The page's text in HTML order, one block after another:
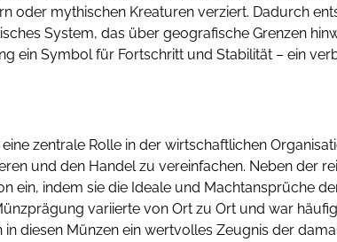
oder mythischen Kreaturen verziert. Dadurch
System, das über geografische Grenzen
ein Symbol für Fortschritt und Stabilität – ein
zentrale Rolle in der wirtschaftlichen
und den Handel zu vereinfachen. Neben der
ein, indem sie die Ideale und Machtansprüche
variierte von Ort zu Ort und war
in diesen Münzen ein wertvolles Zeugnis der